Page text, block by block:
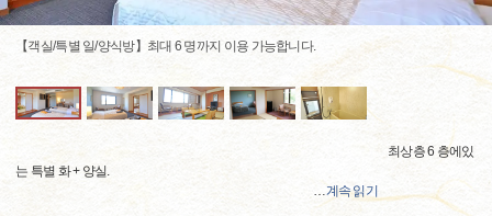
【객실/특별 일/양식방】최대 6 명까지 이용 가능합니다.
최상층 6 층에있
는 특별 화 + 양실.
…계속 읽기